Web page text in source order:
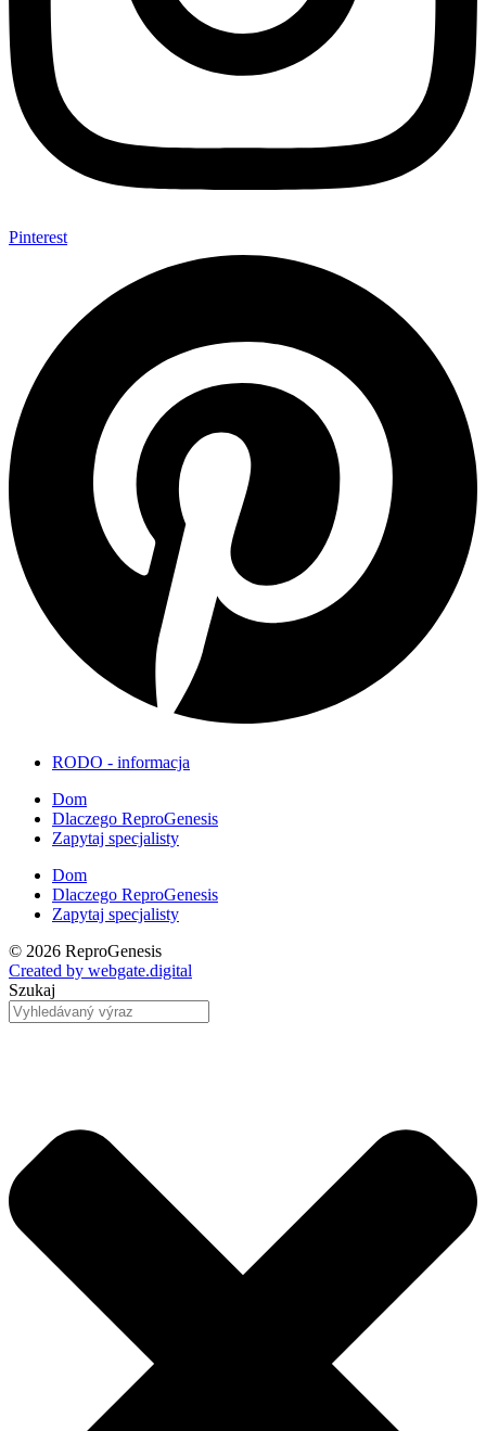
Pinterest
RODO - informacja
Dom
Dlaczego ReproGenesis
Zapytaj specjalisty
Dom
Dlaczego ReproGenesis
Zapytaj specjalisty
© 2026 ReproGenesis
Created by webgate.digital
Szukaj